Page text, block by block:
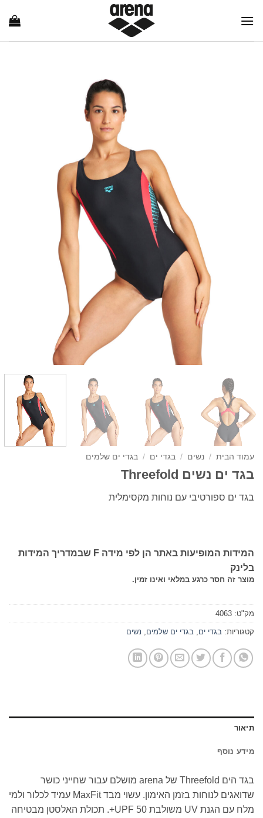
עמוד הבית / נשים / בגדי ים / בגדי ים שלמים
בגד ים נשים Threefold
בגד ים ספורטיבי עם נוחות מקסימלית
המידות המופיעות באתר הן לפי מידה F שבמדריך המידות
בלינק
מוצר זה חסר כרגע במלאי ואינו זמין.
מק"ט: 4063
קטגוריות: בגדי ים בגדי ים שלמים נשים
תיאור
מידע נוסף
בגד הים Threefold של arena מושלם עבור שחייני כושר
שדואגים לנוחות בזמן האימון. עשוי מבד MaxFit עמיד לכלור ולמי
מלח עם הגנת UV משולבת UPF 50+. תכולת האלסטן מבטיחה